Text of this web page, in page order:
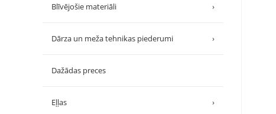
Blīvējošie materiāli ›
Dārza un meža tehnikas piederumi ›
Dažādas preces
Eļļas ›